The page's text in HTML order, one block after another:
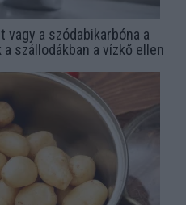
vagy a szódabikarbóna a
szállodákban a vízkő ellen